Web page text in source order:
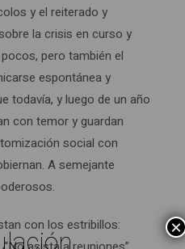
y el reiterado y
la crisis en curso y
pero también el
espontánea y
todavía, y luego de un año
con temor y guardan
social con
A semejante
con los estribillos:
×